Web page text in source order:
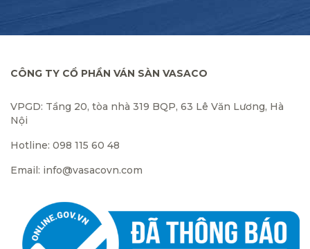
CÔNG TY CỔ PHẦN VÁN SÀN VASACO
VPGD: Tầng 20, tòa nhà 319 BQP, 63 Lê Văn Lương, Hà
Nội
Hotline: 098 115 60 48
Email: info@vasacovn.com